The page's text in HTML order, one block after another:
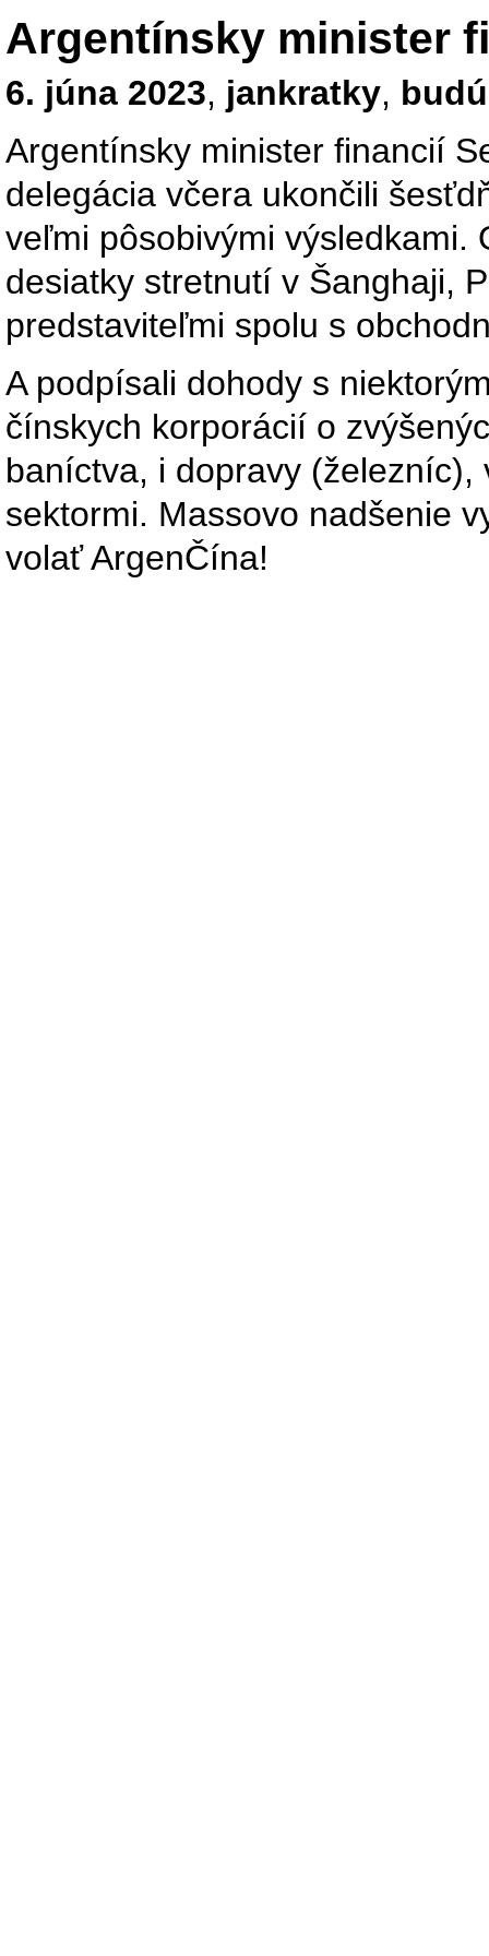
Argentínsky minister
6. júna 2023, jankratky,
Argentínsky minister financií
delegácia včera ukončili
veľmi pôsobivými výsledkami.
desiatky stretnutí v Šanghaji,
predstaviteľmi spolu s
A podpísali dohody s
čínskych korporácií o
baníctva, i dopravy
sektormi. Massovo nadšenie
volať ArgenČína!